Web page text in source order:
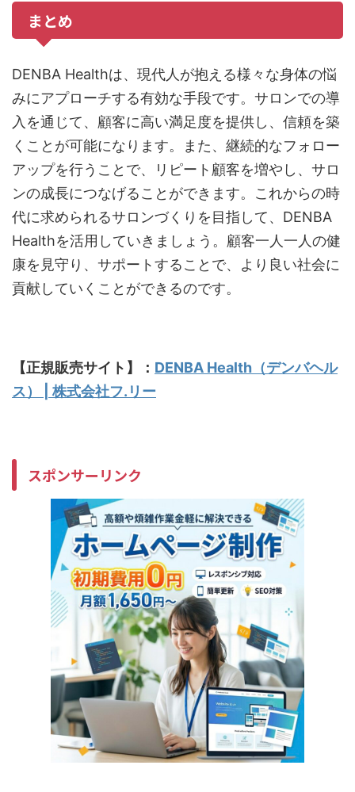
まとめ
DENBA Healthは、現代人が抱える様々な身体の悩
みにアプローチする有効な手段です。サロンでの導
入を通じて、顧客に高い満足度を提供し、信頼を築
くことが可能になります。また、継続的なフォロー
アップを行うことで、リピート顧客を増やし、サロ
ンの成長につなげることができます。これからの時
代に求められるサロンづくりを目指して、DENBA
Healthを活用していきましょう。顧客一人一人の健
康を見守り、サポートすることで、より良い社会に
貢献していくことができるのです。
【正規販売サイト】： DENBA Health（デンバヘル
ス） | 株式会社フ.リー
スポンサーリンク